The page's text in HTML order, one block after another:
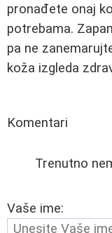
pronađete onaj
potrebama.
pa ne
koža izgleda
Komentari
Trenutno
Vaše ime: